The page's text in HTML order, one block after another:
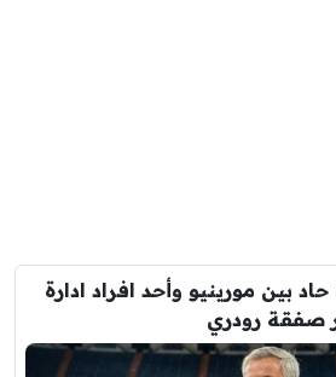
بين مورينيو وأحد افراد ادارة
صفقة رودري